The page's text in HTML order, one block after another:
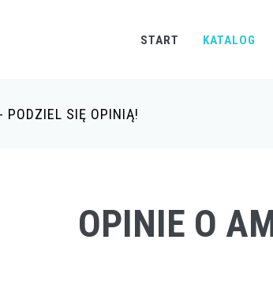
START KATALOG
PODZIEL SIĘ OPINIĄ!
OPINIE O